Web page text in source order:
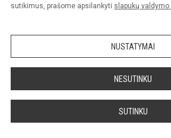
sutikimus, prašome apsilankyti slapukų valdymo
NUSTATYMAI
NESUTINKU
SUTINKU
Sumanus būdas atnaujinti